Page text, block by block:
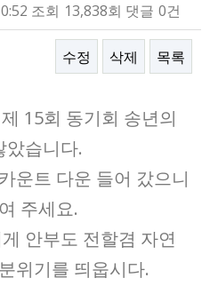
조회 13,838회 댓글 0건
수정 삭제 목록
15회 동기회 송년의
았습니다.
운트 다운 들어 갔으니
주세요.
안부도 전할겸 자연
위기를 띄웁시다.